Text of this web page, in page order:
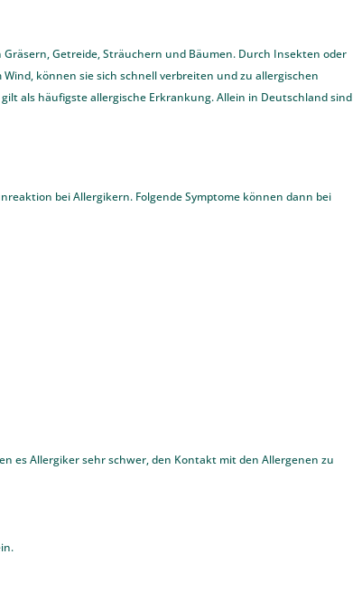
Getreide, Sträuchern und Bäumen. Durch Insekten oder
können sie sich schnell verbreiten und zu allergischen
als häufigste allergische Erkrankung. Allein in Deutschland sind
bei Allergikern. Folgende Symptome können dann bei
es Allergiker sehr schwer, den Kontakt mit den Allergenen zu